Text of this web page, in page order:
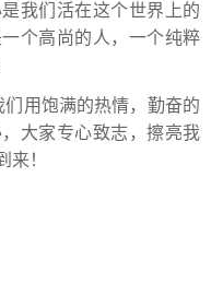
我们活在这个世界上的
个高尚的人，一个纯粹
用饱满的热情，勤奋的
大家专心致志，擦亮我
来！